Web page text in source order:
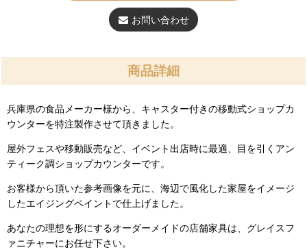
お問い合わせ
商品詳細
兵庫県の食品メーカー様から、キャスター付きの移動式ショップカ
ウンターを特注製作させて頂きました。
屋外フェスや移動販売など、イベント出店時に最適、目を引くアン
ティーク調ショップカウンターです。
お客様から頂いた参考画像を元に、海辺で風化した家屋をイメージ
したエイジングペイントで仕上げました。
あなたの理想を形にするオーダーメイドの店舗家具は、グレイスフ
ァニチャーにお任せ下さい。